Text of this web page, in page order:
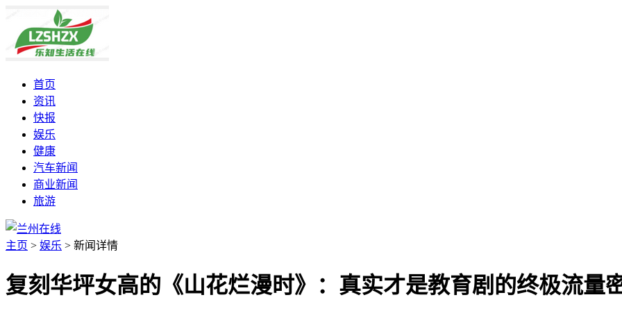
首页
资讯
快报
娱乐
健康
汽车新闻
商业新闻
旅游
主页 > 娱乐 > 新闻详情
复刻华坪女高的《山花烂漫时》：真实才是教育剧的终极流量